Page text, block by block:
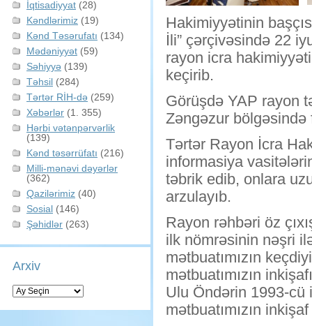
İqtisadiyyat (28)
Kəndlərimiz (19)
Kənd Təsərufatı (134)
Mədəniyyət (59)
Səhiyyə (139)
Təhsil (284)
Tərtər RİH-də (259)
Xəbərlər (1. 355)
Hərbi vətənpərvərlik
(139)
Kənd təsərrüfatı (216)
Milli-mənəvi dəyərlər
(362)
Qazilərimiz (40)
Sosial (146)
Şəhidlər (263)
Arxiv
Arxiv
Hakimiyyətinin
İli” çərçivəsində 22
rayon icra
keçirib.
Görüşdə YAP rayon
Zəngəzur
Tərtər Rayon İcra
informasiya
təbrik edib, onlara
arzulayıb.
Rayon rəhbəri öz
ilk nömrəsinin nəşri
mətbuatımızın
mətbuatımızın
Ulu Öndərin 1993-cü
mətbuatımızın